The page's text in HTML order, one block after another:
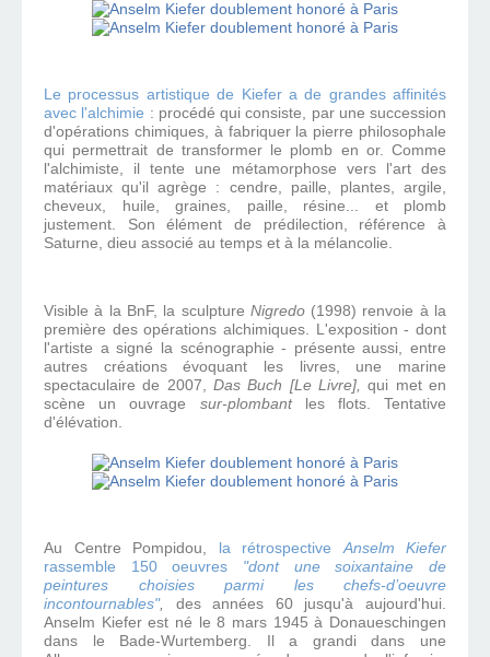
Le processus artistique de Kiefer a de grandes affinités
avec l'alchimie : procédé qui consiste, par une succession
d'opérations chimiques, à fabriquer la pierre philosophale
qui permettrait de transformer le plomb en or. Comme
l'alchimiste, il tente une métamorphose vers l'art des
matériaux qu'il agrège : cendre, paille, plantes, argile,
cheveux, huile, graines, paille, résine... et plomb
justement. Son élément de prédilection, référence à
Saturne, dieu associé au temps et à la mélancolie.
Visible à la BnF, la sculpture Nigredo(1998) renvoie à la
première des opérations alchimiques. L'exposition - dont
l'artiste a signé la scénographie - présente aussi, entre
autres créations évoquant les livres, une marine
spectaculaire de 2007, Das Buch [Le Livre],qui met en
scène un ouvrage sur-plombantles flots. Tentative
d'élévation.
Au Centre Pompidou, la rétrospectiveAnselm Kiefer
rassemble 150 oeuvres "dont une soixantaine de
peintures choisies parmi les chefs-d’oeuvre
incontournables", des années 60 jusqu'à aujourd'hui.
Anselm Kiefer est né le 8 mars 1945 à Donaueschingen
dans le Bade-Wurtemberg. Il a grandi dans une